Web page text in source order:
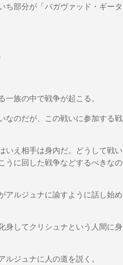
ち部分が「バガヴァッド・ギータ
族の中で戦争が起こる。
なのだが、この戦いに参加する戦
いえ相手は身内だ。どうして戦い
うに回した戦争などするべきなの
アルジュナに諭すように話し始め
身してクリシュナという人間に身
ジュナに人の道を説く。